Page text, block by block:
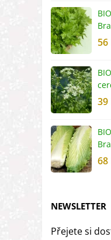
56
39
68
NEWSLETTER
Přejete si